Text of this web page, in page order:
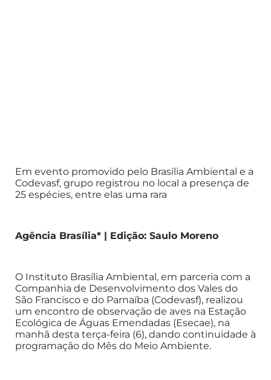
Em evento promovido pelo Brasília Ambiental e a
Codevasf, grupo registrou no local a presença de
25 espécies, entre elas uma rara
Agência Brasília* | Edição: Saulo Moreno
O Instituto Brasília Ambiental, em parceria com a
Companhia de Desenvolvimento dos Vales do
São Francisco e do Parnaíba (Codevasf), realizou
um encontro de observação de aves na Estação
Ecológica de Águas Emendadas (Esecae), na
manhã desta terça-feira (6), dando continuidade à
programação do Mês do Meio Ambiente.